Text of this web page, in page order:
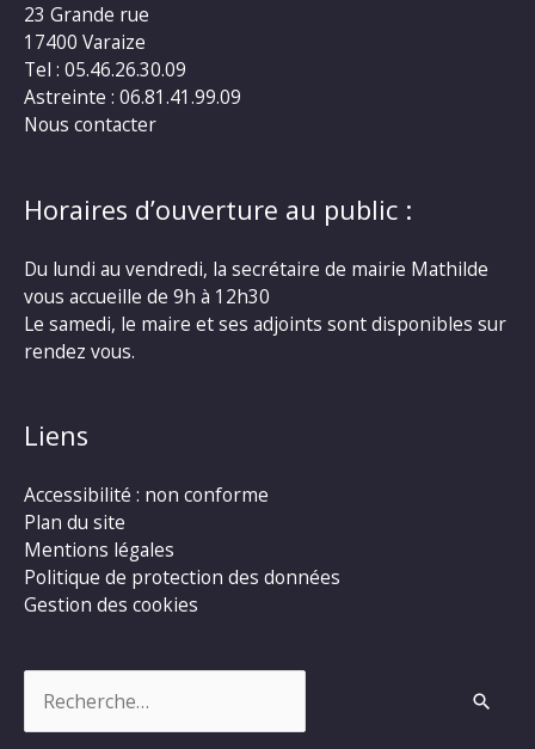
23 Grande rue
17400 Varaize
Tel : 05.46.26.30.09
Astreinte : 06.81.41.99.09
Nous contacter
Horaires d’ouverture au public :
Du lundi au vendredi, la secrétaire de mairie Mathilde
vous accueille de 9h à 12h30
Le samedi, le maire et ses adjoints sont disponibles sur
rendez vous.
Liens
Accessibilité : non conforme
Plan du site
Mentions légales
Politique de protection des données
Gestion des cookies